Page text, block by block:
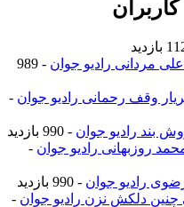
علی مردانی رادیو جوان
- 989
وقف رحمانی رادیو جوان -
بند رادیو جوان - 990 بازدید
روزبهانی رادیو جوان -
رضوی رادیو جوان - 990 بازدید
چنین دلکش نزن رادیو جوان -